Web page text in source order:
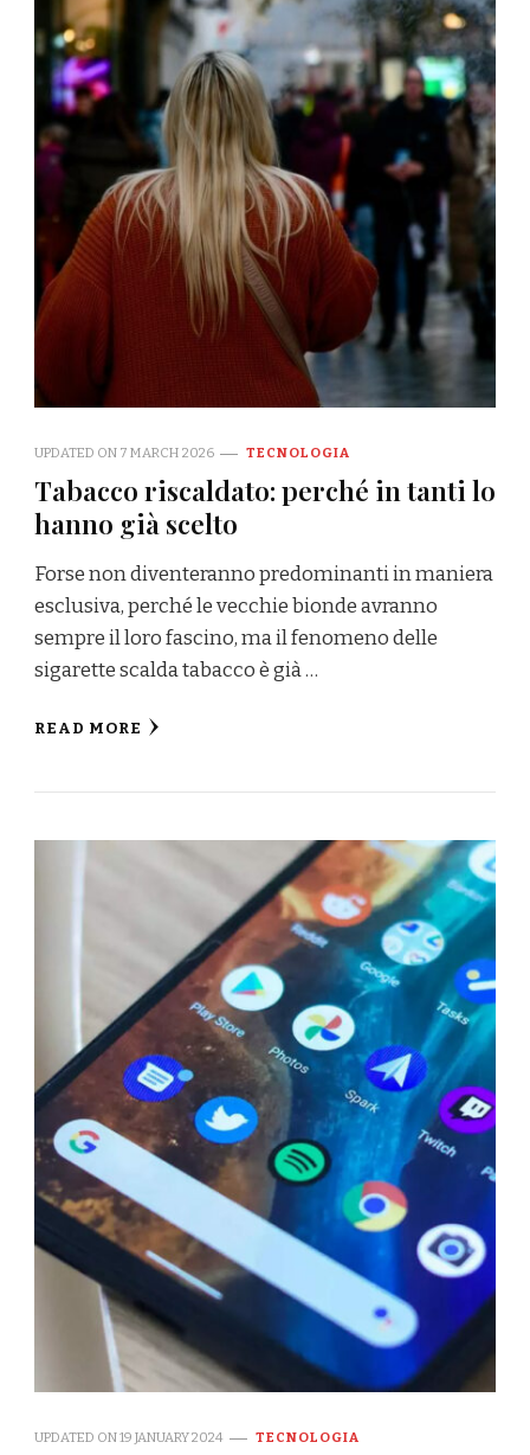
UPDATED ON 7 MARCH 2026 TECNOLOGIA
Tabacco riscaldato: perché in tanti lo
hanno già scelto
Forse non diventeranno predominanti in maniera
esclusiva, perché le vecchie bionde avranno
sempre il loro fascino, ma il fenomeno delle
sigarette scalda tabacco è già …
READ MORE
UPDATED ON19 JANUARY 2024 TECNOLOGIA